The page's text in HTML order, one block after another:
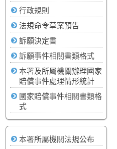
行政規則
法規命令草案預告
訴願決定書
訴願事件相關書類格式
本署及所屬機關辦理國家
賠償事件處理情形統計
國家賠償事件相關書類格
式
本署所屬機關法規公布